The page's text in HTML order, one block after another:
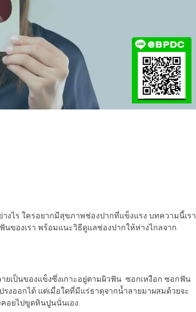
งไร ใครอยากมีสุขภาพช่องปากที่แข็งแรง บทความนี้เรา
ของเรา พร้อมแนะวิธีดูแลช่องปากให้ห่างไกลจาก
เป็นของแข็งซึ่งเกาะอยู่ตามผิวฟัน ซอกเหงือก ซอกฟัน
ออกได้ แต่เมื่อใดที่มีแร่ธาตุจากน้ำลายมาผสมด้วยจะ
อยไปขูดหินปูนนั่นเอง